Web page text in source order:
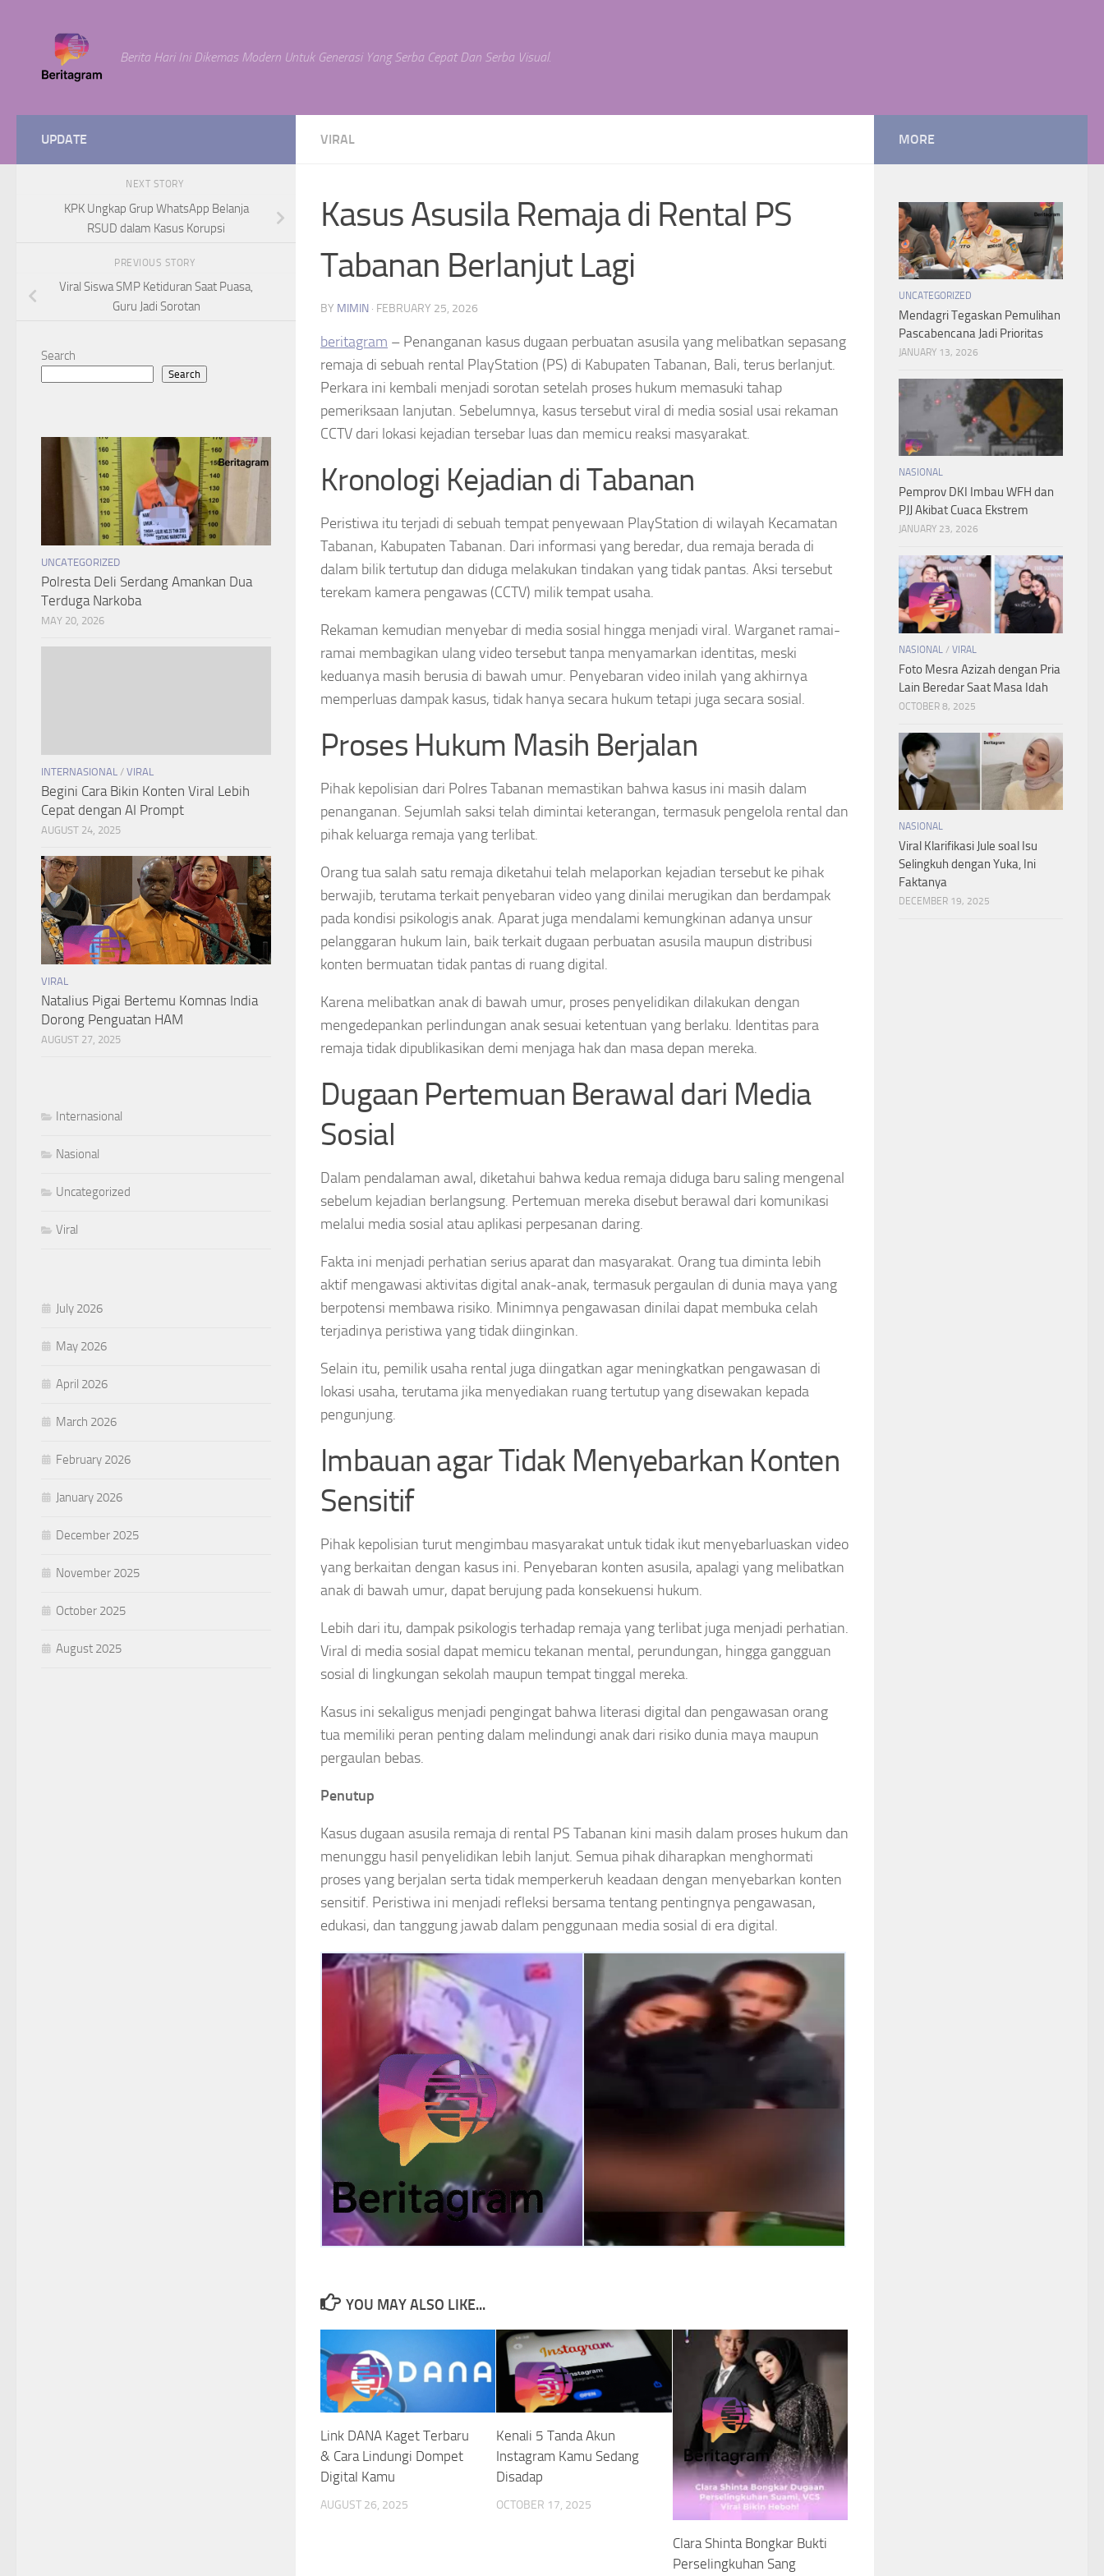
Berita Hari Ini Dikemas Modern Untuk Generasi Yang Serba Cepat Dan Serba Visual.
VIRAL
Kasus Asusila Remaja di Rental PS
Tabanan Berlanjut Lagi
BY MIMIN · FEBRUARY 25, 2026
beritagram – Penanganan kasus dugaan perbuatan asusila yang melibatkan sepasang
remaja di sebuah rental PlayStation (PS) di Kabupaten Tabanan, Bali, terus berlanjut.
Perkara ini kembali menjadi sorotan setelah proses hukum memasuki tahap
pemeriksaan lanjutan. Sebelumnya, kasus tersebut viral di media sosial usai rekaman
CCTV dari lokasi kejadian tersebar luas dan memicu reaksi masyarakat.
Kronologi Kejadian di Tabanan
Peristiwa itu terjadi di sebuah tempat penyewaan PlayStation di wilayah Kecamatan
Tabanan, Kabupaten Tabanan. Dari informasi yang beredar, dua remaja berada di
dalam bilik tertutup dan diduga melakukan tindakan yang tidak pantas. Aksi tersebut
terekam kamera pengawas (CCTV) milik tempat usaha.
Rekaman kemudian menyebar di media sosial hingga menjadi viral. Warganet ramai-
ramai membagikan ulang video tersebut tanpa menyamarkan identitas, meski
keduanya masih berusia di bawah umur. Penyebaran video inilah yang akhirnya
memperluas dampak kasus, tidak hanya secara hukum tetapi juga secara sosial.
Proses Hukum Masih Berjalan
Pihak kepolisian dari Polres Tabanan memastikan bahwa kasus ini masih dalam
penanganan. Sejumlah saksi telah dimintai keterangan, termasuk pengelola rental dan
pihak keluarga remaja yang terlibat.
Orang tua salah satu remaja diketahui telah melaporkan kejadian tersebut ke pihak
berwajib, terutama terkait penyebaran video yang dinilai merugikan dan berdampak
pada kondisi psikologis anak. Aparat juga mendalami kemungkinan adanya unsur
pelanggaran hukum lain, baik terkait dugaan perbuatan asusila maupun distribusi
konten bermuatan tidak pantas di ruang digital.
Karena melibatkan anak di bawah umur, proses penyelidikan dilakukan dengan
mengedepankan perlindungan anak sesuai ketentuan yang berlaku. Identitas para
remaja tidak dipublikasikan demi menjaga hak dan masa depan mereka.
Dugaan Pertemuan Berawal dari Media
Sosial
Dalam pendalaman awal, diketahui bahwa kedua remaja diduga baru saling mengenal
sebelum kejadian berlangsung. Pertemuan mereka disebut berawal dari komunikasi
melalui media sosial atau aplikasi perpesanan daring.
Fakta ini menjadi perhatian serius aparat dan masyarakat. Orang tua diminta lebih
aktif mengawasi aktivitas digital anak-anak, termasuk pergaulan di dunia maya yang
berpotensi membawa risiko. Minimnya pengawasan dinilai dapat membuka celah
terjadinya peristiwa yang tidak diinginkan.
Selain itu, pemilik usaha rental juga diingatkan agar meningkatkan pengawasan di
lokasi usaha, terutama jika menyediakan ruang tertutup yang disewakan kepada
pengunjung.
Imbauan agar Tidak Menyebarkan Konten
Sensitif
Pihak kepolisian turut mengimbau masyarakat untuk tidak ikut menyebarluaskan video
yang berkaitan dengan kasus ini. Penyebaran konten asusila, apalagi yang melibatkan
anak di bawah umur, dapat berujung pada konsekuensi hukum.
Lebih dari itu, dampak psikologis terhadap remaja yang terlibat juga menjadi perhatian.
Viral di media sosial dapat memicu tekanan mental, perundungan, hingga gangguan
sosial di lingkungan sekolah maupun tempat tinggal mereka.
Kasus ini sekaligus menjadi pengingat bahwa literasi digital dan pengawasan orang
tua memiliki peran penting dalam melindungi anak dari risiko dunia maya maupun
pergaulan bebas.
Penutup
Kasus dugaan asusila remaja di rental PS Tabanan kini masih dalam proses hukum dan
menunggu hasil penyelidikan lebih lanjut. Semua pihak diharapkan menghormati
proses yang berjalan serta tidak memperkeruh keadaan dengan menyebarkan konten
sensitif. Peristiwa ini menjadi refleksi bersama tentang pentingnya pengawasan,
edukasi, dan tanggung jawab dalam penggunaan media sosial di era digital.
YOU MAY ALSO LIKE...
Link DANA Kaget Terbaru
& Cara Lindungi Dompet
Digital Kamu
AUGUST 26, 2025
Kenali 5 Tanda Akun
Instagram Kamu Sedang
Disadap
OCTOBER 17, 2025
Clara Shinta Bongkar Bukti
Perselingkuhan Sang
UPDATE
NEXT STORY
KPK Ungkap Grup WhatsApp Belanja
RSUD dalam Kasus Korupsi
PREVIOUS STORY
Viral Siswa SMP Ketiduran Saat Puasa,
Guru Jadi Sorotan
Search
Search
UNCATEGORIZED
Polresta Deli Serdang Amankan Dua
Terduga Narkoba
MAY 20, 2026
INTERNASIONAL / VIRAL
Begini Cara Bikin Konten Viral Lebih
Cepat dengan AI Prompt
AUGUST 24, 2025
VIRAL
Natalius Pigai Bertemu Komnas India
Dorong Penguatan HAM
AUGUST 27, 2025
Internasional
Nasional
Uncategorized
Viral
July 2026
May 2026
April 2026
March 2026
February 2026
January 2026
December 2025
November 2025
October 2025
August 2025
MORE
UNCATEGORIZED
Mendagri Tegaskan Pemulihan
Pascabencana Jadi Prioritas
JANUARY 13, 2026
NASIONAL
Pemprov DKI Imbau WFH dan
PJJ Akibat Cuaca Ekstrem
JANUARY 23, 2026
NASIONAL / VIRAL
Foto Mesra Azizah dengan Pria
Lain Beredar Saat Masa Idah
OCTOBER 8, 2025
NASIONAL
Viral Klarifikasi Jule soal Isu
Selingkuh dengan Yuka, Ini
Faktanya
DECEMBER 19, 2025